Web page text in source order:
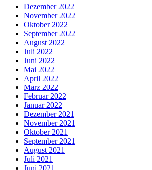
Dezember 2022
November 2022
Oktober 2022
September 2022
August 2022
Juli 2022
Juni 2022
Mai 2022
April 2022
März 2022
Februar 2022
Januar 2022
Dezember 2021
November 2021
Oktober 2021
September 2021
August 2021
Juli 2021
Juni 2021